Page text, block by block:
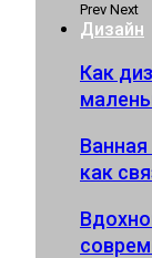
Prev Next
Дизайн
Как
как